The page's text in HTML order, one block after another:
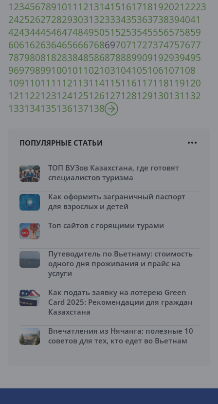
1234567891011 121314151617181920212223
242526272829303132333435363738394041
424344454647484950515253545556575859
606162636465666768697071727374757677
787980818283848586878889909192939495
96979899100101 102103104105106107108
109110111 112113114115116117118119120
121 122123124125126127128129130131 132
133134135136137138
ПОПУЛЯРНЫЕ СТАТЬИ
ТОП ВУЗов Казахстана, где готовят
специалистов туризма
Как оформить заграничный паспорт
для взрослых и детей
Топ сайтов с горящими турами
Путеводитель по Вьетнаму: стоимость
одного дня проживания и прайс на
услуги
Как подать заявку на лотерею Green
Card 2025: Рекомендации для граждан
Казахстана
Впечатления из Нячанга: полезные 10
советов для тех, кто едет во Вьетнам